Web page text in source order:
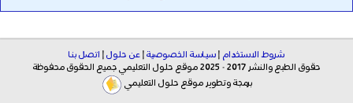
شروط الاستخدام | سياسة الخصوصية | عن حلول | اتصل بنا
حقوق الطبع والنشر 2017 - 2025 موقع حلول التعليمي جميع الحقوق محفوظة
برمجة وتطوير موقع حلول التعليمي